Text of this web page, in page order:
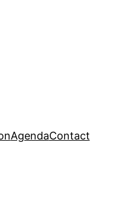
AgendaContact